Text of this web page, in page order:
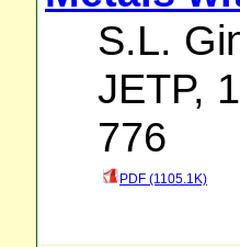
S.L.
JETP,
776
PDF (1105.1K)